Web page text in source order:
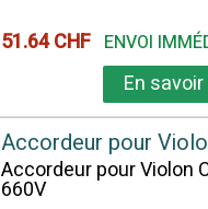
51.64 CHF ENVOI
En savoir
Accordeur pour
Accordeur pour Violon
660V